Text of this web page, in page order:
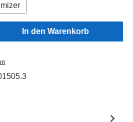
den gewünschten
In den Warenkorb